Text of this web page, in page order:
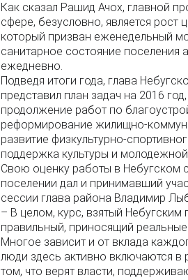
Как сказал Рашид Ачох, главной
сфере, безусловно, является рост
который призван еженедельный
санитарное состояние поселения
ежедневно.
Подведя итоги года, глава
представил план задач на 2016
продолжение работ по
реформирование жилищно-
развитие физкультурно-
поддержка культуры и молодежной
Свою оценку работы в Небугском
поселении дал и принимавший
сессии глава района Владимир
– В целом, курс, взятый Небугским
правильный, приносящий реальные
Многое зависит и от вклада
люди здесь активно включаются в
том, что верят власти,